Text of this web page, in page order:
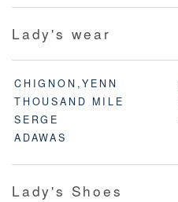
Lady's wear
CHIGNON,YENN
THOUSAND MILE
SERGE
ADAWAS
Lady's Shoes